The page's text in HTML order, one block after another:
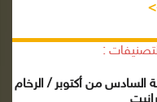
:
السادس من أكتوبر / الرخام